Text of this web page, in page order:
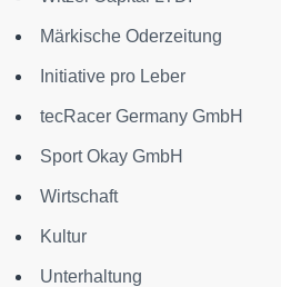
Märkische Oderzeitung
Initiative pro Leber
tecRacer Germany GmbH
Sport Okay GmbH
Wirtschaft
Kultur
Unterhaltung